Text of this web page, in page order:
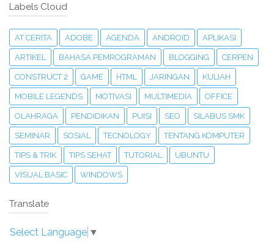
Labels Cloud
AT CERITA ADOBE AGENDA ANDROID APLIKASI
ARTIKEL BAHASA PEMROGRAMAN BLOGGING CERPEN
CONSTRUCT 2 GAME HTML JARINGAN KULIAH
MOBILE LEGENDS MOTIVASI MULTIMEDIA OFFICE
OLAHRAGA PENDIDIKAN PUISI SEO SILABUS SMK
SEMINAR SOSIAL TECNOLOGY TENTANG KOMPUTER
TIPS & TRIK TIPS SEHAT TUTORIAL UBUNTU
VISUAL BASIC WINDOWS
Translate
Select Language ▼